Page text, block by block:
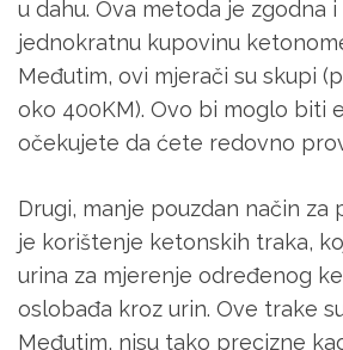
u dahu. Ova metoda je zgodna
jednokratnu kupovinu
Međutim, ovi mjerači su skupi
oko 400KM). Ovo bi moglo biti
očekujete da ćete redovno
Drugi, manje pouzdan način za
je korištenje ketonskih traka,
urina za mjerenje određenog
oslobađa kroz urin. Ove trake
Međutim, nisu tako precizne